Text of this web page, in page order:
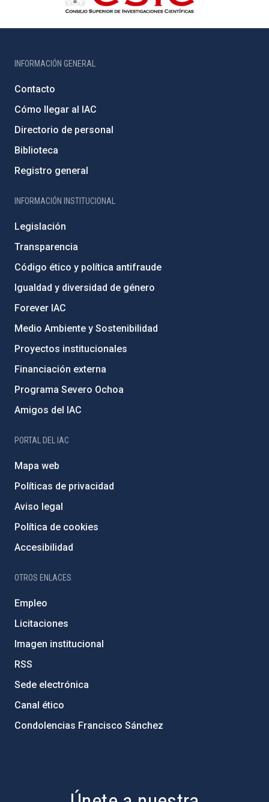
INFORMACIÓN GENERAL
Contacto
Cómo llegar al IAC
Directorio de personal
Biblioteca
Registro general
INFORMACIÓN INSTITUCIONAL
Legislación
Transparencia
Código ético y política antifraude
Igualdad y diversidad de género
Forever IAC
Medio Ambiente y Sostenibilidad
Proyectos institucionales
Financiación externa
Programa Severo Ochoa
Amigos del IAC
PORTAL DEL IAC
Mapa web
Políticas de privacidad
Aviso legal
Política de cookies
Accesibilidad
OTROS ENLACES
Empleo
Licitaciones
Imagen institucional
RSS
Sede electrónica
Canal ético
Condolencias Francisco Sánchez